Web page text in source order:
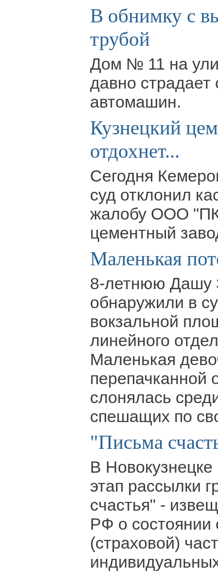
В обнимку с
трубой
Дом № 11 на
давно страдает
автомашин.
Кузнецкий
отдохнет...
Сегодня
суд отклонил
жалобу ООО "ПК
цементный
Маленькая
8-летнюю Дашу
обнаружили в
вокзальной
линейного
Маленькая
перепачканной
слонялась
спешащих по
"Письма
В
этап рассылки
счастья" -
РФ о
(страховой)